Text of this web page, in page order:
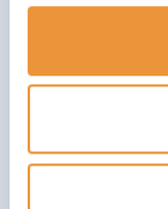
Un
L’ennui crée un
constantes,
vagabonder,